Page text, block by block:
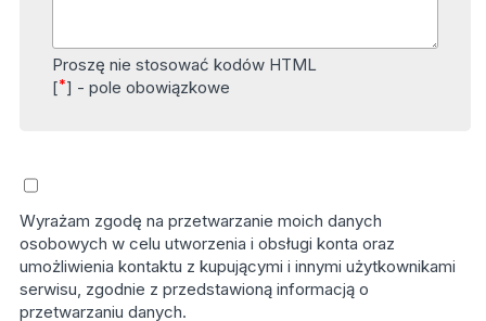
Proszę nie stosować kodów HTML
[*] - pole obowiązkowe
Wyrażam zgodę na przetwarzanie moich danych
osobowych w celu utworzenia i obsługi konta oraz
umożliwienia kontaktu z kupującymi i innymi użytkownikami
serwisu, zgodnie z przedstawioną informacją o
przetwarzaniu danych.